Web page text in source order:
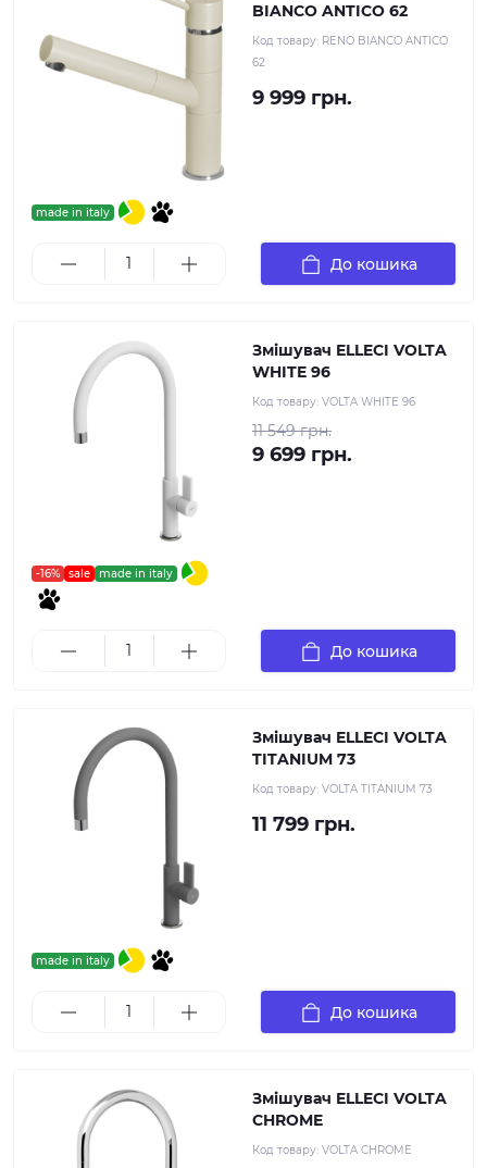
made in italy
BIANCO ANTICO 62
Код товару: RENO BIANCO ANTICO
62
9 999 грн.
До кошика
-16% sale made in italy
Змішувач ELLECI VOLTA
WHITE 96
Код товару: VOLTA WHITE 96
11 549 грн.
9 699 грн.
До кошика
made in italy
Змішувач ELLECI VOLTA
TITANIUM 73
Код товару: VOLTA TITANIUM 73
11 799 грн.
До кошика
Змішувач ELLECI VOLTA
CHROME
Код товару: VOLTA CHROME